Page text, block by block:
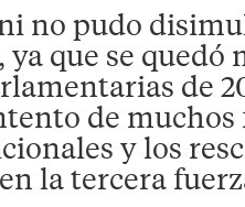
no pudo
que se quedó
de
de
y los
la tercera